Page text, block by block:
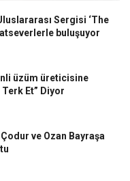
Sergisi ‘The
buluşuyor
üzüm üreticisine
Terk Et” Diyor
ve Ozan Bayraşa